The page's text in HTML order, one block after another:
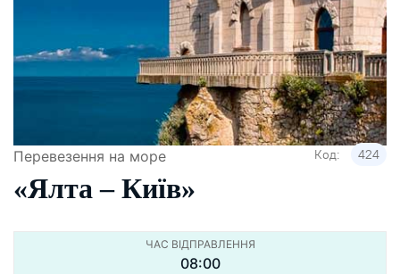
Перевезення на море Код: 424
«Ялта – Київ»
ЧАС ВІДПРАВЛЕННЯ
08:00